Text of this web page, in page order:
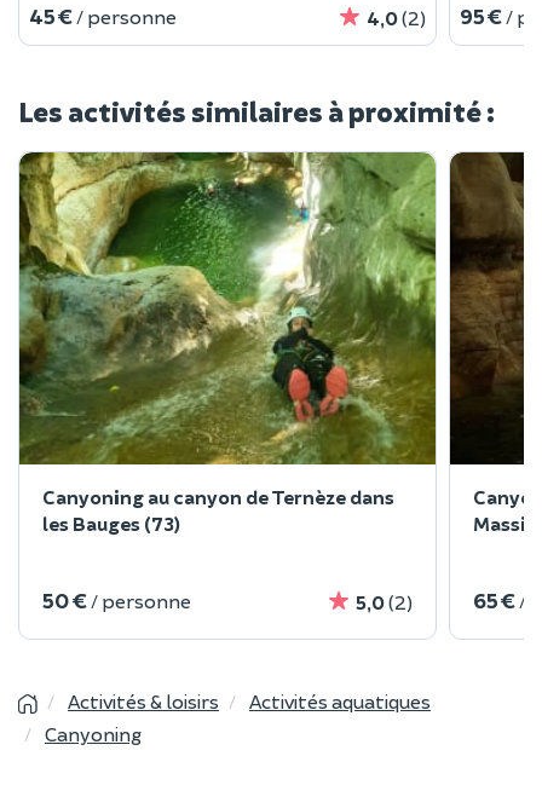
45 € / personne 4,0(2) 95 € /
Les activités similaires à proximité :
Canyoning au canyon de Ternèze dans
les Bauges (73)
50 € / personne 5,0(2)
Massif
65 € /
Activités & loisirs
Activités aquatiques
Canyoning